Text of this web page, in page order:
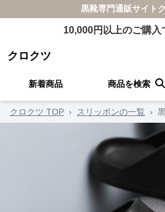
黒靴専門通販サイト
10,000円以上のご購入
クロクツ
新着商品 商品を検索
クロクツ TOP › スリッポンの一覧 ›